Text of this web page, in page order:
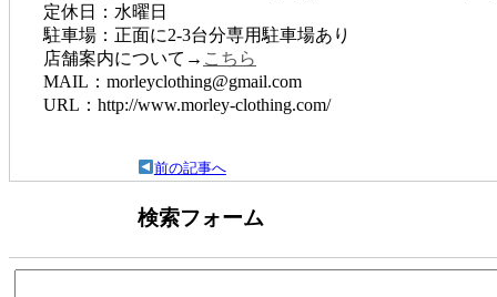
定休日：水曜日
駐車場：正面に2-3台分専用駐車場あり
店舗案内について→ こちら
MAIL：morleyclothing@gmail.com
URL：http://www.morley-clothing.com/
前の記事へ
検索フォーム